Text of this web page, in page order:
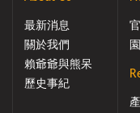
味也很讚。食用好滋
能輕鬆上手！✔ 烤箱
煎 ? 中小火慢煎，鎖
雞胸肉，散發出的蒜
味！適合✔ 減脂期
野餐 —— 盒裝帶走，
最新消息
關於我們
賴爺爺與熊呆
歷史事紀